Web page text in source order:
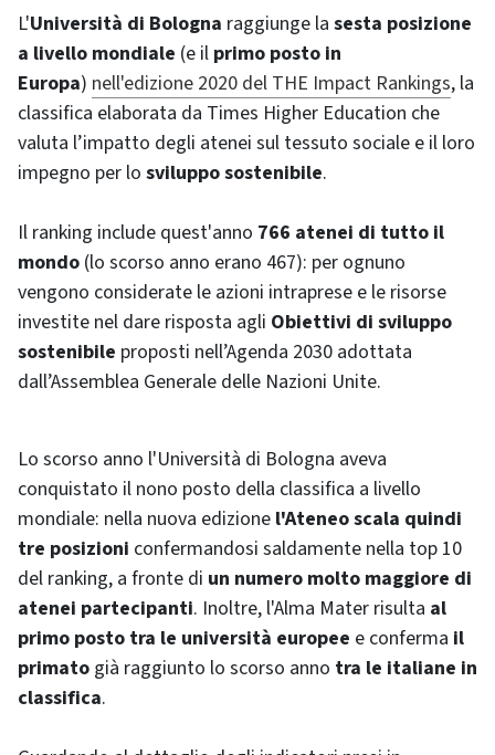
L'Università di Bologna raggiunge la sesta posizione
a livello mondiale (e il primo posto in
Europa) nell'edizione 2020 del THE Impact Rankings, la
classifica elaborata da Times Higher Education che
valuta l’impatto degli atenei sul tessuto sociale e il loro
impegno per lo sviluppo sostenibile.
Il ranking include quest'anno 766 atenei di tutto il
mondo (lo scorso anno erano 467): per ognuno
vengono considerate le azioni intraprese e le risorse
investite nel dare risposta agli Obiettivi di sviluppo
sostenibile proposti nell’Agenda 2030 adottata
dall’Assemblea Generale delle Nazioni Unite.
Lo scorso anno l'Università di Bologna aveva
conquistato il nono posto della classifica a livello
mondiale: nella nuova edizione l'Ateneo scala quindi
tre posizioni confermandosi saldamente nella top 10
del ranking, a fronte di un numero molto maggiore di
atenei partecipanti. Inoltre, l'Alma Mater risulta al
primo posto tra le università europee e conferma il
primato già raggiunto lo scorso anno tra le italiane in
classifica.